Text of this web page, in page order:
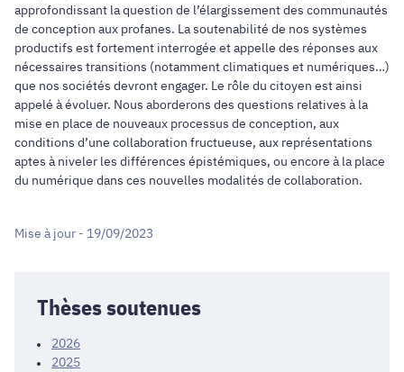
approfondissant la question de l’élargissement des communautés
de conception aux profanes. La soutenabilité de nos systèmes
productifs est fortement interrogée et appelle des réponses aux
nécessaires transitions (notamment climatiques et numériques…)
que nos sociétés devront engager. Le rôle du citoyen est ainsi
appelé à évoluer. Nous aborderons des questions relatives à la
mise en place de nouveaux processus de conception, aux
conditions d’une collaboration fructueuse, aux représentations
aptes à niveler les différences épistémiques, ou encore à la place
du numérique dans ces nouvelles modalités de collaboration.
Mise à jour - 19/09/2023
Thèses soutenues
2026
2025